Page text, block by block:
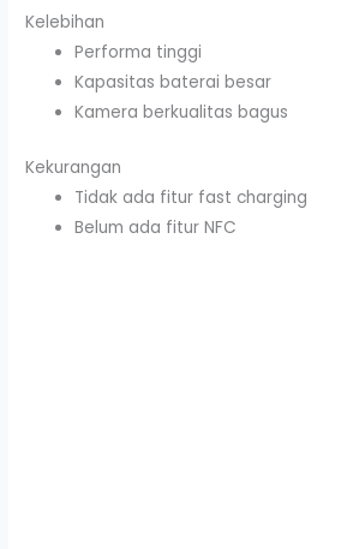
Kelebihan
Performa tinggi
Kapasitas baterai besar
Kamera berkualitas bagus
Kekurangan
Tidak ada fitur fast charging
Belum ada fitur NFC